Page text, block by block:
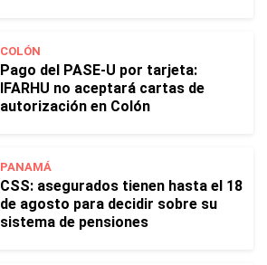
COLÓN
Pago del PASE-U por tarjeta:
IFARHU no aceptará cartas de
autorización en Colón
PANAMÁ
CSS: asegurados tienen hasta el 18
de agosto para decidir sobre su
sistema de pensiones